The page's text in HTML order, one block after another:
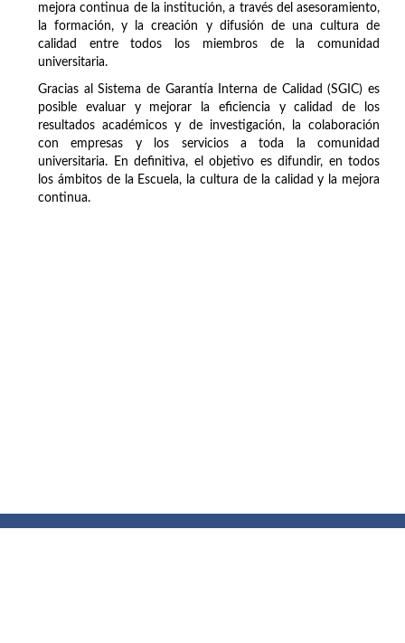
mejora continua de la institución, a través del asesoramiento,
la formación, y la creación y difusión de una cultura de
calidad entre todos los miembros de la comunidad
universitaria.
Gracias al Sistema de Garantía Interna de Calidad (SGIC) es
posible evaluar y mejorar la eficiencia y calidad de los
resultados académicos y de investigación, la colaboración
con empresas y los servicios a toda la comunidad
universitaria. En definitiva, el objetivo es difundir, en todos
los ámbitos de la Escuela, la cultura de la calidad y la mejora
continua.